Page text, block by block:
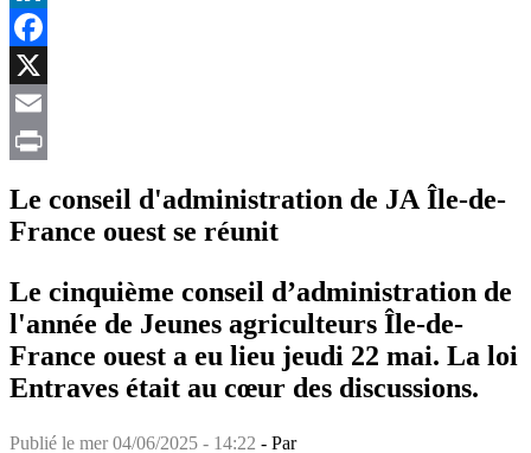
LinkedIn
Facebook
X
Email
Le conseil d'administration de JA Île-de-
France ouest se réunit
Le cinquième conseil d’administration de
l'année de Jeunes agriculteurs Île-de-
France ouest a eu lieu jeudi 22 mai. La loi
Entraves était au cœur des discussions.
Publié le mer 04/06/2025 - 14:22 - Par